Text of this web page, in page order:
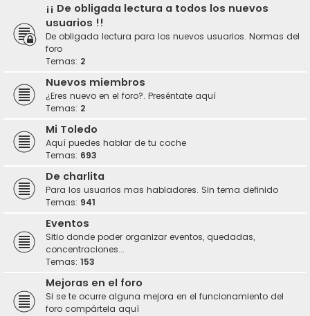
¡¡ De obligada lectura a todos los nuevos
usuarios !!
De obligada lectura para los nuevos usuarios. Normas del
foro
Temas: 2
Nuevos miembros
¿Eres nuevo en el foro?. Preséntate aquí
Temas: 2
Mi Toledo
Aquí puedes hablar de tu coche
Temas: 693
De charlita
Para los usuarios mas habladores. Sin tema definido
Temas: 941
Eventos
Sitio donde poder organizar eventos, quedadas,
concentraciones...
Temas: 153
Mejoras en el foro
Si se te ocurre alguna mejora en el funcionamiento del
foro compártela aquí